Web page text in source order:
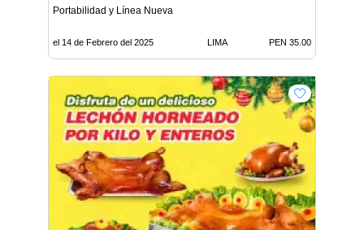
Portabilidad y Línea Nueva
el 14 de Febrero del 2025 LIMA PEN 35.00